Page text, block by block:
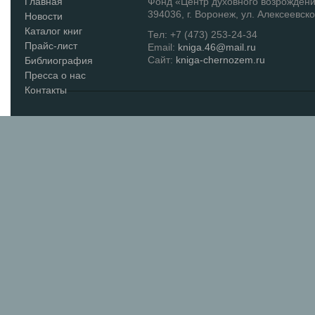
Новости
Каталог книг
Прайс-лист
Библиография
Пресса о нас
Контакты
394036, г. Воронеж, ул.
Тел: +7 (473) 253-24-34
Email: kniga.46@mail.ru
Сайт: kniga-chernozem.ru